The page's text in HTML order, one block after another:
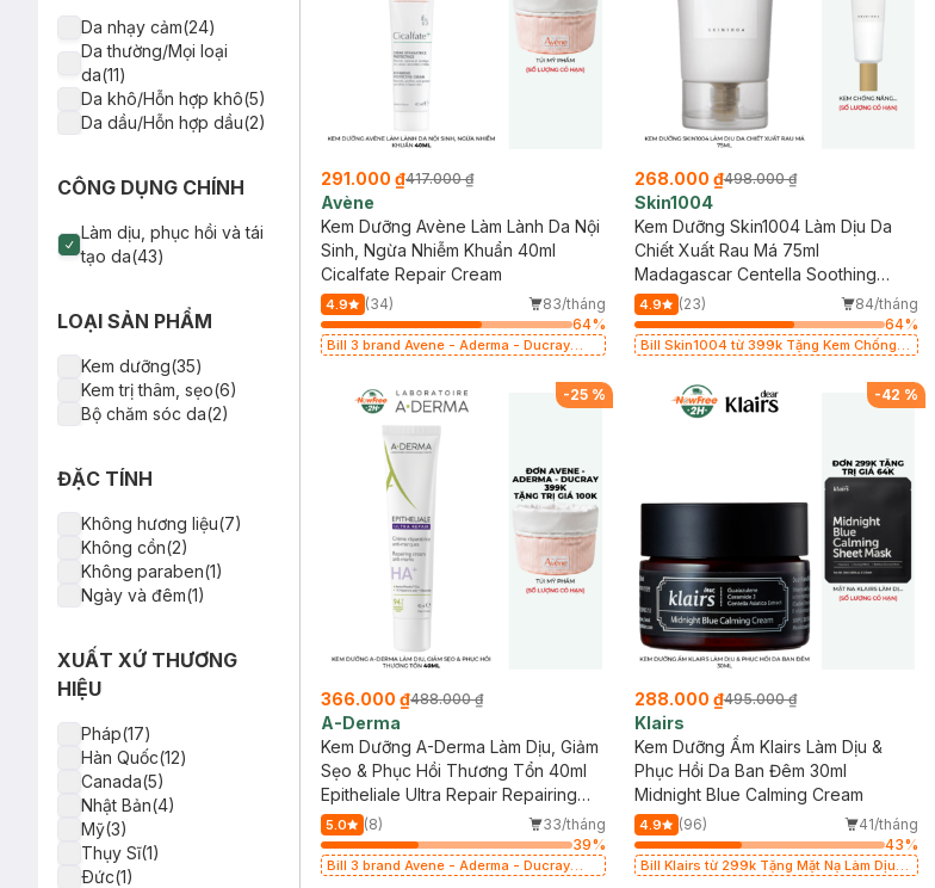
Da nhạy cảm(24)
Da thường/Mọi loại
da(11)
Da khô/Hỗn hợp khô(5)
Da dầu/Hỗn hợp dầu(2)
CÔNG DỤNG CHÍNH
Làm dịu, phục hồi và tái
tạo da(43)
LOẠI SẢN PHẨM
Kem dưỡng(35)
Kem trị thâm, sẹo(6)
Bộ chăm sóc da(2)
ĐẶC TÍNH
Không hương liệu(7)
Không cồn(2)
Không paraben(1)
Ngày và đêm(1)
XUẤT XỨ THƯƠNG
HIỆU
Pháp(17)
Hàn Quốc(12)
Canada(5)
Nhật Bản(4)
Mỹ(3)
Thụy Sĩ(1)
Ðức(1)
291.000 ₫417.000 ₫
Avène
Kem Dưỡng Avène Làm Lành Da Nội
Sinh, Ngừa Nhiễm Khuẩn 40ml
Cicalfate Repair Cream
4.9 (34)
83/tháng
64%
Bill 3 brand Avene - Aderma - Ducray
268.000 ₫498.000 ₫
Skin1004
Kem Dưỡng Skin1004 Làm Dịu Da
Chiết Xuất Rau Má 75ml
Madagascar Centella Soothing
Cream
4.9 (23)
84/tháng
64%
Bill Skin1004 từ 399k Tặng Kem Chống
Có Hạn)
-25%
366.000 ₫488.000 ₫
A-Derma
Kem Dưỡng A-Derma Làm Dịu, Giảm
Sẹo & Phục Hồi Thương Tổn 40ml
Epitheliale Ultra Repair Repairing
Cream Anti-Marks
5.0 (8)
33/tháng
39%
Bill 3 brand Avene - Aderma - Ducray
-42 %
288.000 ₫495.000 ₫
Klairs
Kem Dưỡng Ẩm Klairs Làm Dịu &
Phục Hồi Da Ban Đêm 30ml
Midnight Blue Calming Cream
4.9 (96)
41/tháng
43%
Bill Klairs từ 299k Tặng Mặt Nạ Làm Dịu